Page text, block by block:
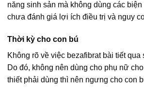
năng sinh sản mà không dùng các
chưa đánh giá lợi ích điều trị và nguy
Thời kỳ cho con bú
Không rõ về việc bezafibrat bài tiết qua
Do đó, không nên dùng cho phụ nữ
thiết phải dùng thì nên ngưng cho con